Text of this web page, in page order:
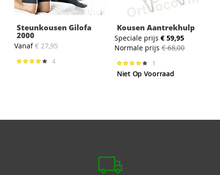
Steunkousen Gilofa
2000
Vanaf € 27,95
Waardering:
4
Kousen Aantrekhulp
Speciale prijs € 59,95
Normale prijs € 68,00
Waardering:
80%
1
Niet Op Voorraad